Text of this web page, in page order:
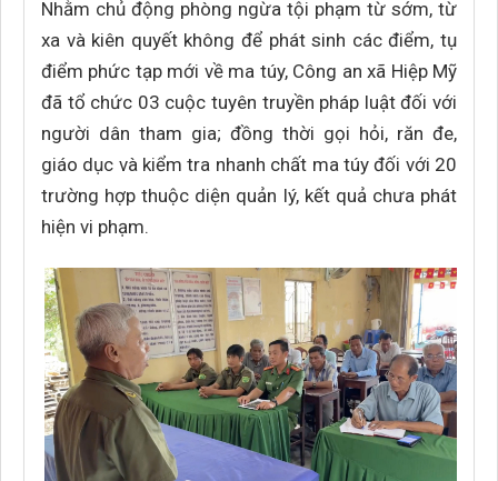
Nhằm chủ động phòng ngừa tội phạm từ sớm, từ
xa và kiên quyết không để phát sinh các điểm, tụ
điểm phức tạp mới về ma túy, Công an xã Hiệp Mỹ
đã tổ chức 03 cuộc tuyên truyền pháp luật đối với
người dân tham gia; đồng thời gọi hỏi, răn đe,
giáo dục và kiểm tra nhanh chất ma túy đối với 20
trường hợp thuộc diện quản lý, kết quả chưa phát
hiện vi phạm.